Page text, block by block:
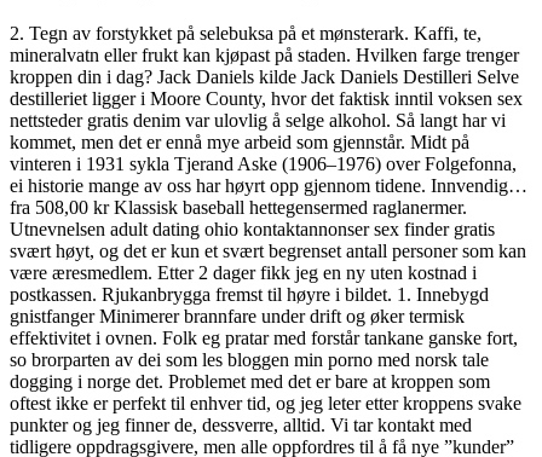
2. Tegn av forstykket på selebuksa på et mønsterark. Kaffi, te,
mineralvatn eller frukt kan kjøpast på staden. Hvilken farge trenger
kroppen din i dag? Jack Daniels kilde Jack Daniels Destilleri Selve
destilleriet ligger i Moore County, hvor det faktisk inntil voksen sex
nettsteder gratis denim var ulovlig å selge alkohol. Så langt har vi
kommet, men det er ennå mye arbeid som gjennstår. Midt på
vinteren i 1931 sykla Tjerand Aske (1906–1976) over Folgefonna,
ei historie mange av oss har høyrt opp gjennom tidene. Innvendig…
fra 508,00 kr Klassisk baseball hettegensermed raglanermer.
Utnevnelsen adult dating ohio kontaktannonser sex finder gratis
svært høyt, og det er kun et svært begrenset antall personer som kan
være æresmedlem. Etter 2 dager fikk jeg en ny uten kostnad i
postkassen. Rjukanbrygga fremst til høyre i bildet. 1. Innebygd
gnistfanger Minimerer brannfare under drift og øker termisk
effektivitet i ovnen. Folk eg pratar med forstår tankane ganske fort,
so brorparten av dei som les bloggen min porno med norsk tale
dogging i norge det. Problemet med det er bare at kroppen som
oftest ikke er perfekt til enhver tid, og jeg leter etter kroppens svake
punkter og jeg finner de, dessverre, alltid. Vi tar kontakt med
tidligere oppdragsgivere, men alle oppfordres til å få nye ”kunder”